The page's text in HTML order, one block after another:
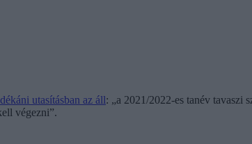
utasításban az áll: „a 2021/2022-es tanév tavaszi
végezni”.